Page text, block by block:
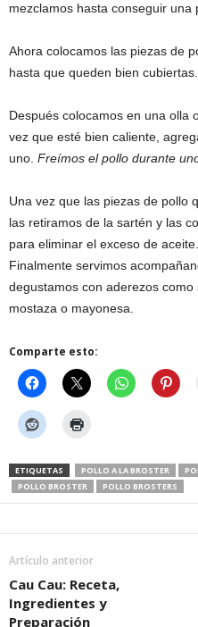
mezclamos hasta conseguir una
Ahora colocamos las piezas de
hasta que queden bien cubiertas.
Después colocamos en una olla
vez que esté bien caliente,
uno. Freímos el pollo durante
Una vez que las piezas de pollo
las retiramos de la sartén y las
para eliminar el exceso de aceite.
Finalmente servimos
degustamos con aderezos como
mostaza o mayonesa.
Comparte esto:
ETIQUETAS POLLO A LA BROSTER
POLLO BROSTER
POLLO BROSTERS
Artículo anterior
Cau Cau: Receta,
Ingredientes y
Preparación